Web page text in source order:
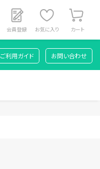
会員登録 お気に入り カート
ご利用ガイド お問い合わせ